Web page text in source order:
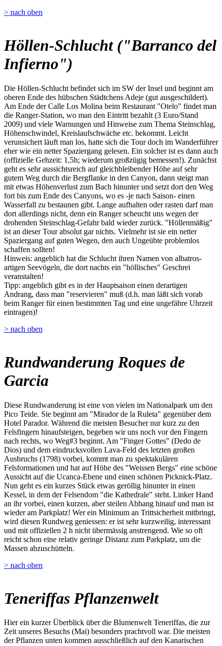
> nach oben
Höllen-Schlucht ("Barranco del
Infierno")
Die Höllen-Schlucht befindet sich im SW der Insel und beginnt am
oberen Ende des hübschen Städtchens Adeje (gut ausgeschildert).
Am Ende der Calle Los Molina beim Restaurant "Otelo" findet man
die Ranger-Station, wo man den Eintritt bezahlt (3 Euro/Stand
2009) und viele Warnungen und Hinweise zum Thema Steinschlag,
Höhenschwindel, Kreislaufschwäche etc. bekommt. Leicht
verunsichert läuft man los, hatte sich die Tour doch im Wanderführer
eher wie ein netter Spaziergang gelesen. Ein solcher ist es dann auch
(offizielle Gehzeit: 1,5h; wiederum großzügig bemessen!). Zunächst
geht es sehr aussichtsreich auf gleichbleibender Höhe auf sehr
gutem Weg durch die Bergflanke in den Canyon, dann steigt man
mit etwas Höhenverlust zum Bach hinunter und setzt dort den Weg
fort bis zum Ende des Canyons, wo es -je nach Saison- einen
Wasserfall zu bestaunen gibt. Lange aufhalten oder rasten darf man
dort allerdings nicht, denn ein Ranger scheucht uns wegen der
drohenden Steinschlag-Gefahr bald wieder zurück. "Höllenmäßig"
ist an dieser Tour absolut gar nichts. Vielmehr ist sie ein netter
Spaziergang auf guten Wegen, den auch Ungeübte problemlos
schaffen sollten!
Hinweis: angeblich hat die Schlucht ihren Namen von albatros-
artigen Seevögeln, die dort nachts ein "höllisches" Geschrei
veranstalten!
Tipp: angeblich gibt es in der Hauptsaison einen derartigen
Andrang, dass man "reservieren" muß (d.h. man läßt sich vorab
beim Ranger für einen bestimmten Tag und eine ungefähre Uhrzeit
eintragen)!
> nach oben
Rundwanderung Roques de
Garcia
Diese Rundwanderung ist eine von vielen im Nationalpark um den
Pico Teide. Sie beginnt am "Mirador de la Ruleta" gegenüber dem
Hotel Parador. Während die meisten Besucher nur kurz zu den
Felsfingern hinaufsteigen, begeben wir uns noch vor den Fingern
nach rechts, wo Weg#3 beginnt. Am "Finger Gottes" (Dedo de
Dios) und dem eindrucksvollen Lava-Feld des letzten großen
Ausbruchs (1798) vorbei, kommt man zu spektakulären
Felsformationen und hat auf Höhe des "Weissen Bergs" eine schöne
Aussicht auf die Ucanca-Ebene und einen schönen Picknick-Platz.
Nun geht es ein kurzes Stück etwas geröllig hinunter in einen
Kessel, in dem der Felsendom "die Kathedrale" steht. Linker Hand
an ihr vorbei, einen kurzen, aber steilen Abhang hinauf und man ist
wieder am Parkplatz! Wer ein Minimum an Trittsicherheit mitbringt,
wird diesen Rundweg geniessen: er ist sehr kurzweilig, interessant
und mit offiziellen 2 h nicht übermässig anstrengend. Wie so oft
reicht schon eine relativ geringe Distanz zum Parkplatz, um die
Massen abzuschütteln.
> nach oben
Teneriffas Pflanzenwelt
Hier ein kurzer Überblick über die Blumenwelt Teneriffas, die zur
Zeit unseres Besuchs (Mai) besonders prachtvoll war. Die meisten
der Pflanzen unten kommen ausschließlich auf den Kanarischen